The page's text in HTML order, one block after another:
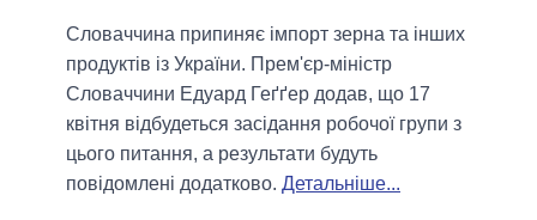
Словаччина припиняє імпорт зерна та інших
продуктів із України. Прем'єр-міністр
Словаччини Едуард Геґґер додав, що 17
квітня відбудеться засідання робочої групи з
цього питання, а результати будуть
повідомлені додатково. Детальніше...